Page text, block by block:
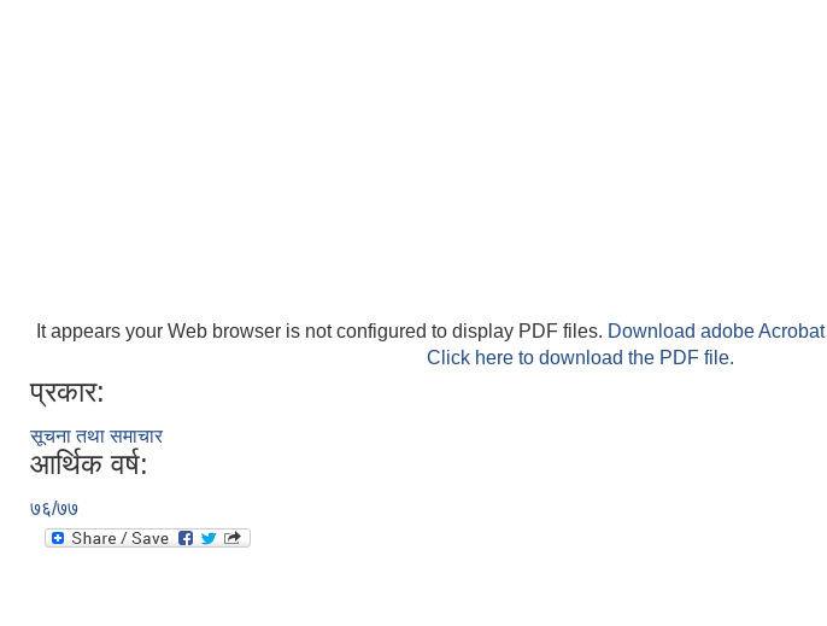
It appears your Web browser is not configured to display PDF files. Download adobe Acrobat
Click here to download the PDF file.
प्रकार:
सूचना तथा समाचार
आर्थिक वर्ष:
७६/७७